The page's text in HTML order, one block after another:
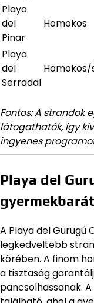
Playa
del
Pinar
Homokos
Playa
del
Serradal
Homokos/
Fontos: A strandok
látogathatók, így
ingyenes
Playa del
A Playa del Gurugú
legkedveltebb
körében. A finom
a tisztaság
pancsolhassanak.